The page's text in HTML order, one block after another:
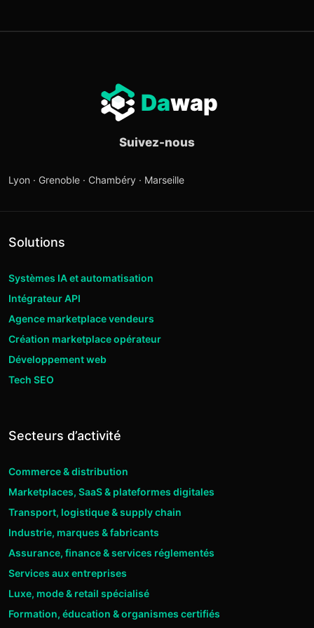
Dawap
Suivez-nous
Lyon · Grenoble · Chambéry · Marseille
Solutions
Systèmes IA et automatisation
Intégrateur API
Agence marketplace vendeurs
Création marketplace opérateur
Développement web
Tech SEO
Secteurs d’activité
Commerce & distribution
Marketplaces, SaaS & plateformes digitales
Transport, logistique & supply chain
Industrie, marques & fabricants
Assurance, finance & services réglementés
Services aux entreprises
Luxe, mode & retail spécialisé
Formation, éducation & organismes certifiés